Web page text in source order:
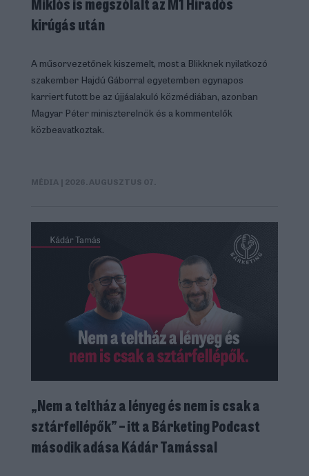
kirúgás után
A műsorvezetőnek kiszemelt, most a Blikknek nyilatkozó
szakember Hajdú Gáborral egyetemben egynapos
karriert futott be az újjáalakuló közmédiában, azonban
Magyar Péter miniszterelnök és a kommentelők
közbeavatkoztak.
MÉDIA | 2026. AUGUSZTUS 07.
„Nem a teltház a lényeg és nem is csak a
sztárfellépők” – itt a Bárketing Podcast
második adása Kádár Tamással